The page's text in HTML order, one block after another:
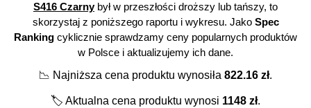
S416 Czarnybył w przeszłości droższy lub tańszy, to
skorzystaj z poniższego raportu i wykresu. Jako Spec
Ranking cyklicznie sprawdzamy ceny popularnych produktów
w Polsce i aktualizujemy ich dane.
📉 Najniższa cena produktu wynosiła 822.16 zł.
🏷️ Aktualna cena produktu wynosi 1148 zł.